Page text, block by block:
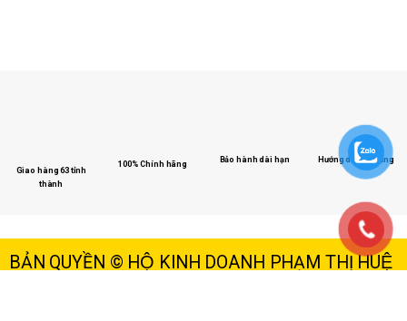
Giao hàng 63 tỉnh
thành
100% Chính hãng Bảo hành dài hạn Hướng dẫn sử dụng
BẢN QUYỀN © HỘ KINH DOANH PHẠM THỊ HUỆ